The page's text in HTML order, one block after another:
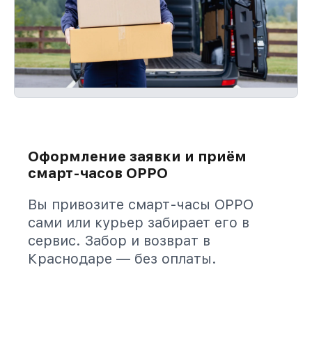
Оформление заявки и приём
смарт-часов OPPO
Вы привозите смарт-часы OPPO
сами или курьер забирает его в
сервис. Забор и возврат в
Краснодаре — без оплаты.